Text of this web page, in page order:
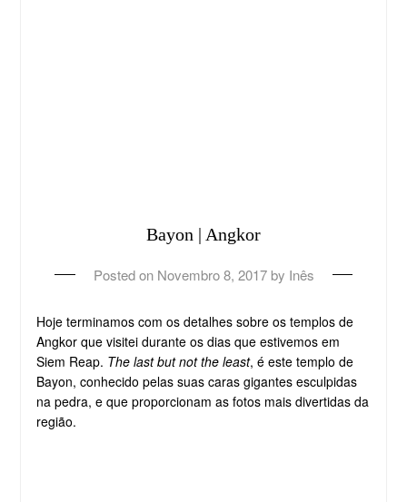
Bayon | Angkor
Posted on Novembro 8, 2017by Inês
Hoje terminamos com os detalhes sobre os templos de
Angkor que visitei durante os dias que estivemos em
Siem Reap. The last but not the least, é este templo de
Bayon, conhecido pelas suas caras gigantes esculpidas
na pedra, e que proporcionam as fotos mais divertidas da
região.